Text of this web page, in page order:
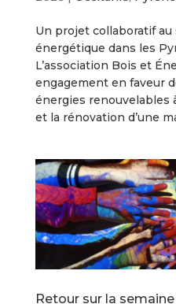
Un projet collaboratif
énergétique dans les
L’association Bois et
engagement en faveur
énergies renouvelables
et la rénovation d’une
Retour sur la